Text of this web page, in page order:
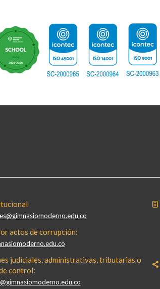
actos de corrupción:
judiciales, administrativas, tributarias o
control: